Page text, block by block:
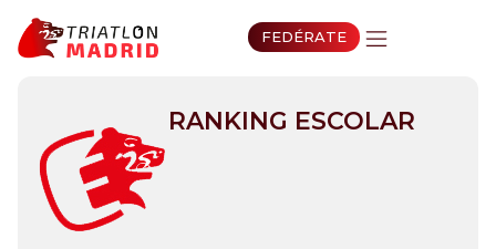
FEDÉRATE
RANKING ESCOLAR